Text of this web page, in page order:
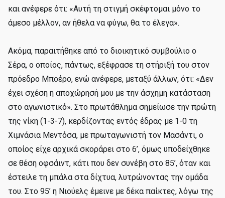
και ανέφερε ότι: «Αυτή τη στιγμή σκέφτομαι μόνο το
άμεσο μέλλον, αν ήθελα να φύγω, θα το έλεγα».
Ακόμα, παραιτήθηκε από το διοικητικό συμβούλιο ο
Σέρα, ο οποίος, πάντως, εξέφρασε τη στήριξή του στον
πρόεδρο Μποέρο, ενώ ανέφερε, μεταξύ άλλων, ότι: «Δεν
έχει σχέση η αποχώρησή μου με την άσχημη κατάσταση
στο αγωνιστικό». Στο πρωτάθλημα σημείωσε την πρώτη
της νίκη (1-3-7), κερδίζοντας εντός έδρας με 1-0 τη
Χιμνάσια Μεντόσα, με πρωταγωνιστή τον Μασάντι, ο
οποίος είχε αρχικά σκοράρει στο 6’, όμως υποδείχθηκε
σε θέση οφσάιντ, κάτι που δεν συνέβη στο 85’, όταν και
έστειλε τη μπάλα στα δίχτυα, λυτρώνοντας την ομάδα
του. Στο 95’ η Νιούελς έμεινε με δέκα παίκτες, λόγω της